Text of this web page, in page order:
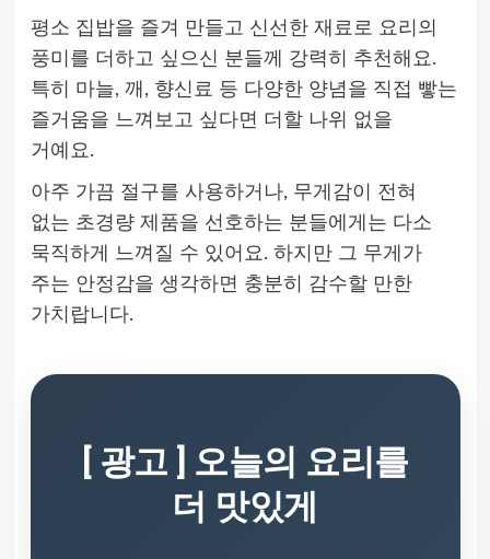
평소 집밥을 즐겨 만들고 신선한 재료로 요리의
풍미를 더하고 싶으신 분들께 강력히 추천해요.
특히 마늘, 깨, 향신료 등 다양한 양념을 직접 빻는
즐거움을 느껴보고 싶다면 더할 나위 없을
거예요.
아주 가끔 절구를 사용하거나, 무게감이 전혀
없는 초경량 제품을 선호하는 분들에게는 다소
묵직하게 느껴질 수 있어요. 하지만 그 무게가
주는 안정감을 생각하면 충분히 감수할 만한
가치랍니다.
[ 광고 ] 오늘의 요리를
더 맛있게